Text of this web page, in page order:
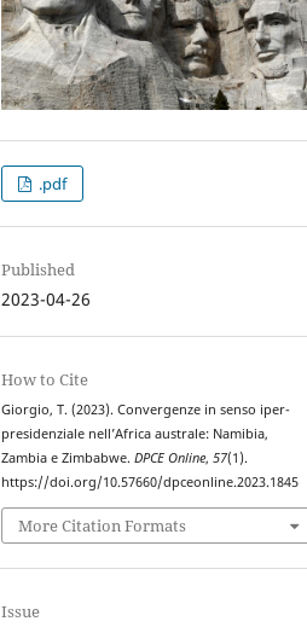
.pdf
Published
2023-04-26
How to Cite
Giorgio, T. (2023). Convergenze in senso iper-
presidenziale nell’Africa australe: Namibia,
Zambia e Zimbabwe.DPCE Online,57(1).
https://doi.org/10.57660/dpceonline.2023.1845
More Citation Formats
Issue